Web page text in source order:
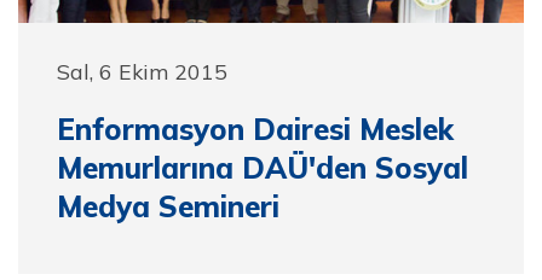
Sal, 6 Ekim 2015
Enformasyon Dairesi Meslek
Memurlarına DAÜ'den Sosyal
Medya Semineri